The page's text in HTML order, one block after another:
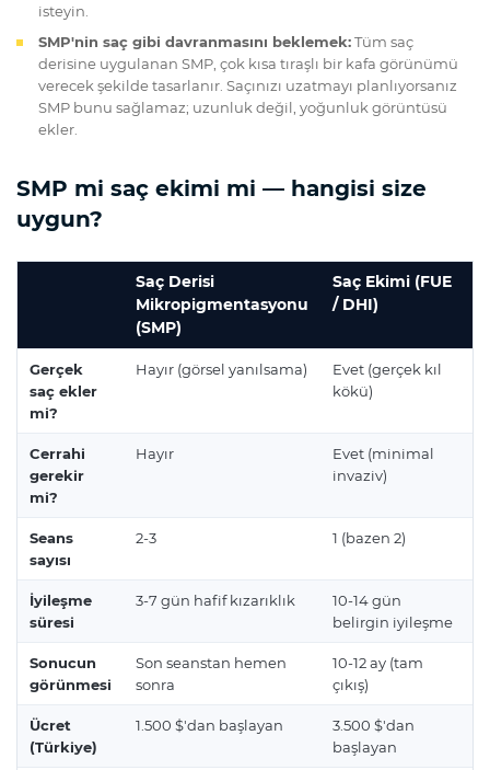
isteyin.
SMP'nin saç gibi davranmasını beklemek:Tüm saç
derisine uygulanan SMP, çok kısa tıraşlı bir kafa görünümü
verecek şekilde tasarlanır. Saçınızı uzatmayı planlıyorsanız
SMP bunu sağlamaz; uzunluk değil, yoğunluk görüntüsü
ekler.
SMP mi saç ekimi mi — hangisi size
uygun?
Saç Derisi
Mikropigmentasyonu
(SMP)
Saç Ekimi (FUE
/ DHI)
Gerçek
saç ekler
mi?
Hayır (görsel yanılsama)
Evet (gerçek kıl
kökü)
Cerrahi
gerekir
mi?
Hayır
Evet (minimal
invaziv)
Seans
sayısı
2-3 1 (bazen 2)
İyileşme
süresi
3-7 gün hafif kızarıklık
10-14 gün
belirgin iyileşme
Sonucun
görünmesi
Son seanstan hemen
sonra
10-12 ay (tam
çıkış)
Ücret
(Türkiye)
1.500 $'dan başlayan
3.500 $'dan
başlayan